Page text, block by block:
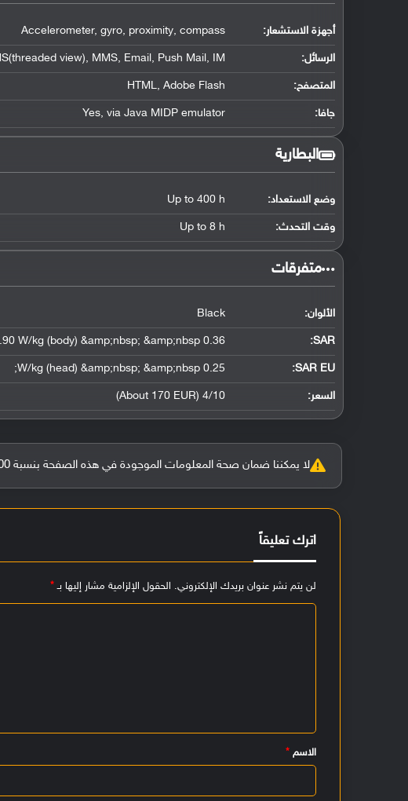
أجهزة الاستشعار: Accelerometer, gyro, proximity, compass
الرسائل: view), MMS, Email, Push Mail, IM
المتصفح: HTML, Adobe Flash
جافا: Yes, via Java MIDP emulator
البطارية
وضع الاستعداد: Up to 400 h
وقت التحدث: Up to 8 h
‏متفرقات‏
الألوان: Black
SAR
:
0.36 W/kg (head) &amp;nbsp; &amp;nbsp; 0.90 W/kg (body) &amp;nbsp; &amp;nbsp;
SAR EU:
0.25 W/kg (head) &amp;nbsp; &amp;nbsp;
السعر: 4/10 (About 170 EUR)
لا يمكننا ضمان صحة المعلومات الموجودة في هذه الصفحة بنسبة 100%، وفي حالة وجود خطأ يُرجى
اترك تعليقاً
لن يتم نشر عنوان بريدك الإلكتروني. الحقول الإلزامية مشار إليها بـ*
الاسم*